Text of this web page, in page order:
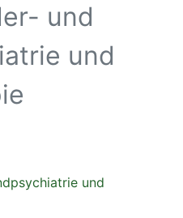
und
und
und